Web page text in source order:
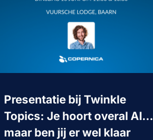
Presentatie bij Twinkle
Topics: Je hoort overal AI…
maar ben jij er wel klaar